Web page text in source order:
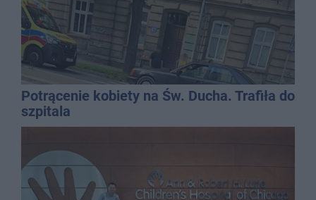
Potrącenie kobiety na Św. Ducha. Trafiła do
szpitala